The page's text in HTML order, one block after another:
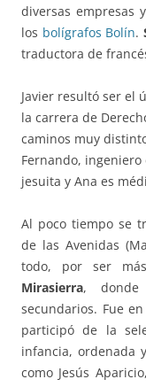
diversas empresas
los bolígrafos Bolín.
traductora de
Javier resultó ser el
la carrera de
caminos muy
Fernando,
jesuita y Ana es
Al poco tiempo se
de las Avenidas
todo, por ser
Mirasierra, donde
secundarios. Fue
participó de la
infancia, ordenada
como Jesús